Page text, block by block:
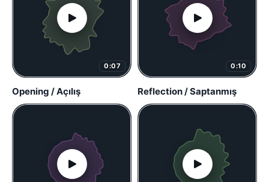
0:07
Opening / Açılış
0:10
Reflection / Saptanmış